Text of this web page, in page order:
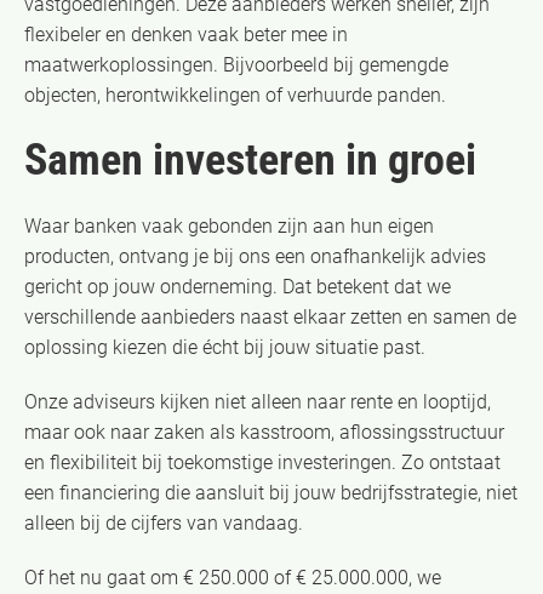
flexibeler en denken vaak beter mee in
maatwerkoplossingen. Bijvoorbeeld bij gemengde
objecten, herontwikkelingen of verhuurde panden.
Samen investeren in groei
Waar banken vaak gebonden zijn aan hun eigen
producten, ontvang je bij ons een onafhankelijk advies
gericht op jouw onderneming. Dat betekent dat we
verschillende aanbieders naast elkaar zetten en samen de
oplossing kiezen die écht bij jouw situatie past.
Onze adviseurs kijken niet alleen naar rente en looptijd,
maar ook naar zaken als kasstroom, aflossingsstructuur
en flexibiliteit bij toekomstige investeringen. Zo ontstaat
een financiering die aansluit bij jouw bedrijfsstrategie, niet
alleen bij de cijfers van vandaag.
Of het nu gaat om € 250.000 of € 25.000.000, we